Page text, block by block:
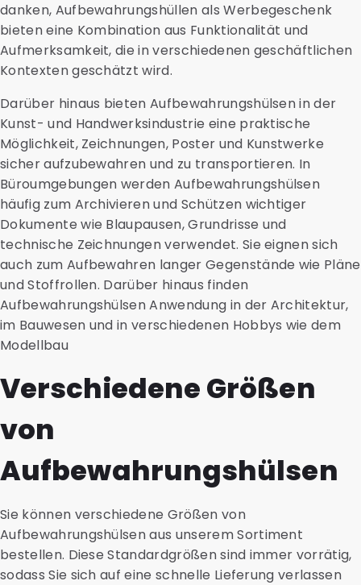
danken, Aufbewahrungshüllen als Werbegeschenk
bieten eine Kombination aus Funktionalität und
Aufmerksamkeit, die in verschiedenen geschäftlichen
Kontexten geschätzt wird.
Darüber hinaus bieten Aufbewahrungshülsen in der
Kunst- und Handwerksindustrie eine praktische
Möglichkeit, Zeichnungen, Poster und Kunstwerke
sicher aufzubewahren und zu transportieren. In
Büroumgebungen werden Aufbewahrungshülsen
häufig zum Archivieren und Schützen wichtiger
Dokumente wie Blaupausen, Grundrisse und
technische Zeichnungen verwendet. Sie eignen sich
auch zum Aufbewahren langer Gegenstände wie Pläne
und Stoffrollen. Darüber hinaus finden
Aufbewahrungshülsen Anwendung in der Architektur,
im Bauwesen und in verschiedenen Hobbys wie dem
Modellbau
Verschiedene Größen
von
Aufbewahrungshülsen
Sie können verschiedene Größen von
Aufbewahrungshülsen aus unserem Sortiment
bestellen. Diese Standardgrößen sind immer vorrätig,
sodass Sie sich auf eine schnelle Lieferung verlassen